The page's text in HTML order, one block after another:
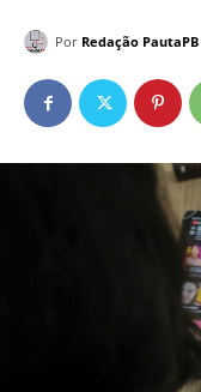
Por Redação PautaPB